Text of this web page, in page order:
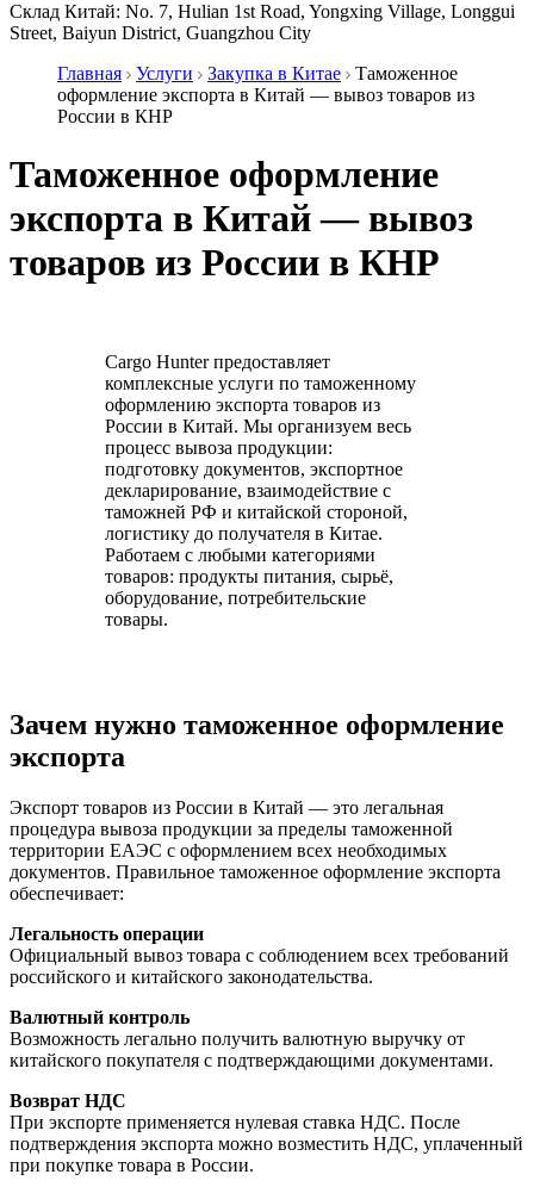
Склад Китай: No. 7, Hulian 1st Road, Yongxing Village, Longgui
Street, Baiyun District, Guangzhou City
Главная
Услуги Закупка в Китае
Таможенное
оформление экспорта в Китай — вывоз товаров из
России в КНР
Таможенное оформление
экспорта в Китай — вывоз
товаров из России в КНР
Cargo Hunter предоставляет
комплексные услуги по таможенному
оформлению экспорта товаров из
России в Китай. Мы организуем весь
процесс вывоза продукции:
подготовку документов, экспортное
декларирование, взаимодействие с
таможней РФ и китайской стороной,
логистику до получателя в Китае.
Работаем с любыми категориями
товаров: продукты питания, сырьё,
оборудование, потребительские
товары.
Зачем нужно таможенное оформление
экспорта
Экспорт товаров из России в Китай — это легальная
процедура вывоза продукции за пределы таможенной
территории ЕАЭС с оформлением всех необходимых
документов. Правильное таможенное оформление экспорта
обеспечивает:
Легальность операции
Официальный вывоз товара с соблюдением всех требований
российского и китайского законодательства.
Валютный контроль
Возможность легально получить валютную выручку от
китайского покупателя с подтверждающими документами.
Возврат НДС
При экспорте применяется нулевая ставка НДС. После
подтверждения экспорта можно возместить НДС, уплаченный
при покупке товара в России.